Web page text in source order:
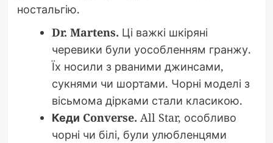
ностальгію.
Dr. Martens. Ці важкі шкіряні
черевики були уособленням гранжу.
Їх носили з рваними джинсами,
сукнями чи шортами. Чорні моделі з
вісьмома дірками стали класикою.
Кеди Converse. All Star, особливо
чорні чи білі, були улюбленцями